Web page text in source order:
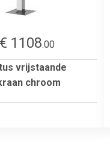
€ 1108.00
vrijstaande
chroom